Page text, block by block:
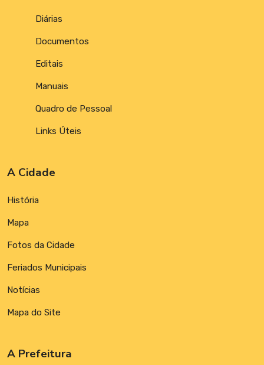
Diárias
Documentos
Editais
Manuais
Quadro de Pessoal
Links Úteis
A Cidade
História
Mapa
Fotos da Cidade
Feriados Municipais
Notícias
Mapa do Site
A Prefeitura